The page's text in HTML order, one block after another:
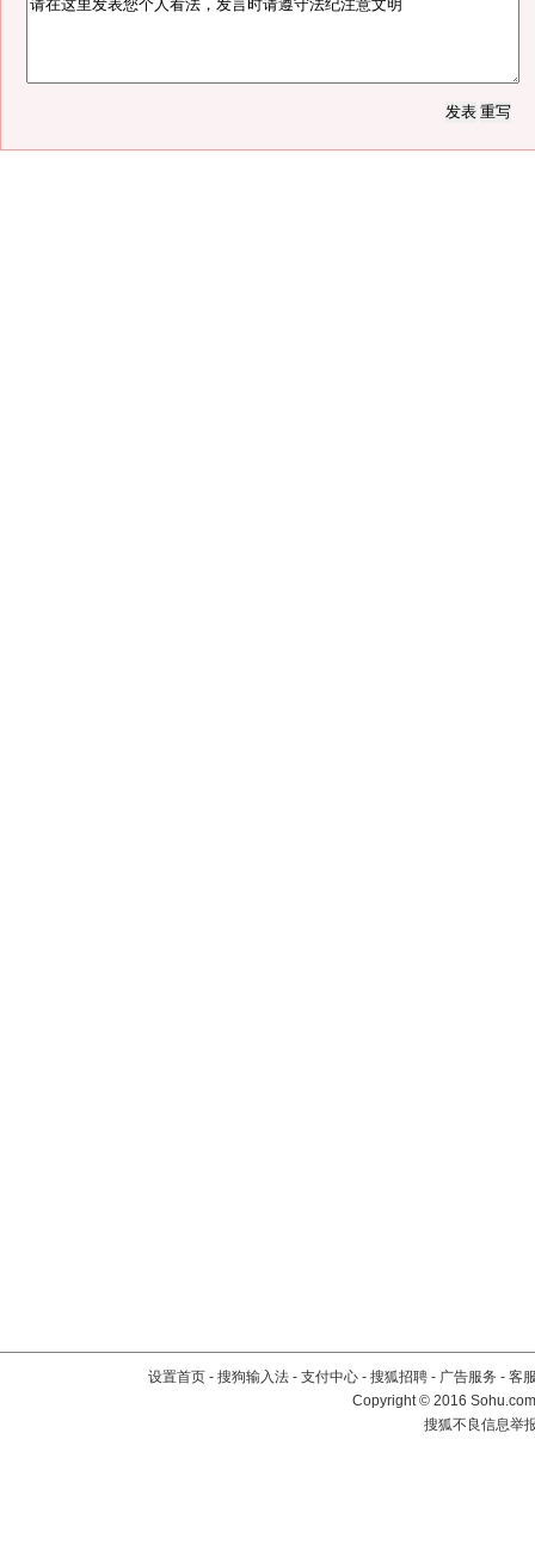
设置首页 - 搜狗输入法 - 支付中心 - 搜狐招聘 - 广告服务 - 客
Copyright©2016
搜狐不良信息举